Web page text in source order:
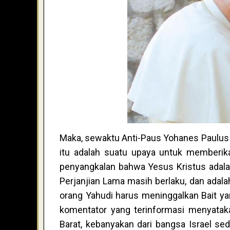
Maka, sewaktu Anti-Paus Yohanes
itu adalah suatu upaya untuk
penyangkalan bahwa Yesus Kristus
Perjanjian Lama masih berlaku, dan
orang Yahudi harus meninggalkan Bait
komentator yang terinformasi
Barat, kebanyakan dari bangsa Israel